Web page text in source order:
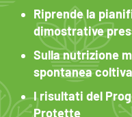
Riprende la
dimostrative
Sulla nutrizione
spontanea
I risultati del
Protette